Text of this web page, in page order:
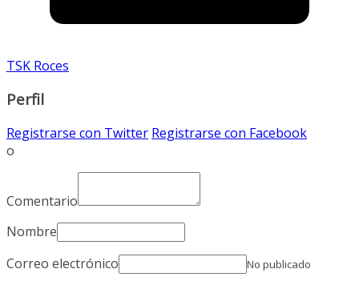
TSK Roces
Perfil
Registrarse con Twitter Registrarse con Facebook
o
Comentario
Nombre
Correo electrónico
No publicado